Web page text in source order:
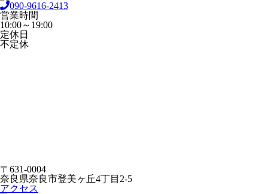
090-9616-2413
営業時間
10:00～19:00
定休日
不定休
〒631-0004
奈良県奈良市登美ヶ丘4丁目2-5
アクセス